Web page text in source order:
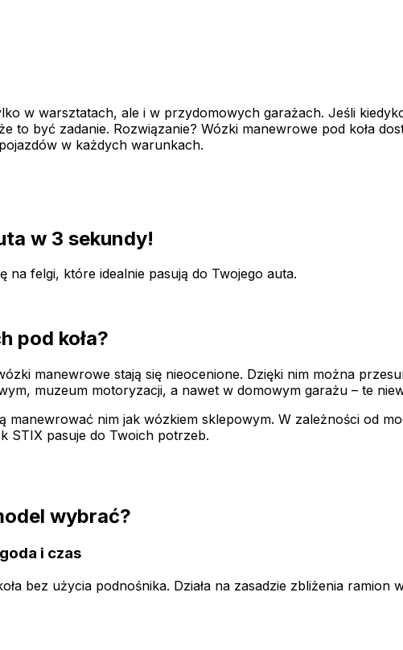
w warsztatach, ale i w przydomowych garażach. Jeśli
to być zadanie. Rozwiązanie? Wózki manewrowe pod koła
w każdych warunkach.
w 3 sekundy!
na felgi, które idealnie pasują do Twojego auta.
pod koła?
manewrowe stają się nieocenione. Dzięki nim można
muzeum motoryzacji, a nawet w domowym garażu – te
manewrować nim jak wózkiem sklepowym. W zależności od
STIX pasuje do Twoich potrzeb.
wybrać?
i czas
bez użycia podnośnika. Działa na zasadzie zbliżenia ramion